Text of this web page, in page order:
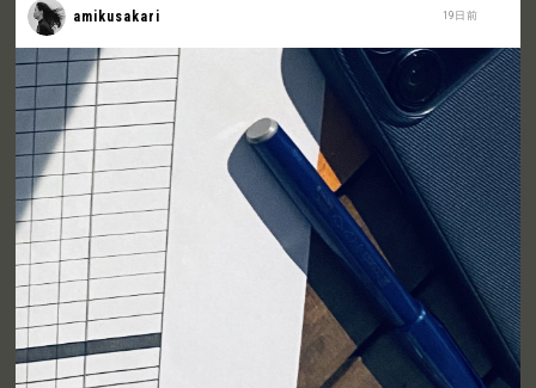
19日前
amikusakari